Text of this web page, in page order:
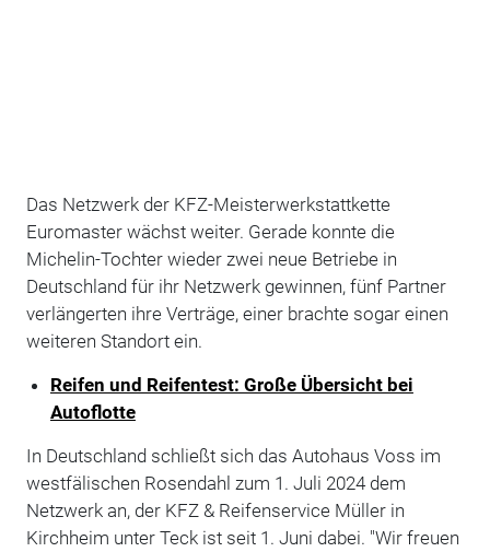
Das Netzwerk der KFZ-Meisterwerkstattkette
Euromaster wächst weiter. Gerade konnte die
Michelin-Tochter wieder zwei neue Betriebe in
Deutschland für ihr Netzwerk gewinnen, fünf Partner
verlängerten ihre Verträge, einer brachte sogar einen
weiteren Standort ein.
Reifen und Reifentest: Große Übersicht bei
Autoflotte
In Deutschland schließt sich das Autohaus Voss im
westfälischen Rosendahl zum 1. Juli 2024 dem
Netzwerk an, der KFZ & Reifenservice Müller in
Kirchheim unter Teck ist seit 1. Juni dabei. "Wir freuen